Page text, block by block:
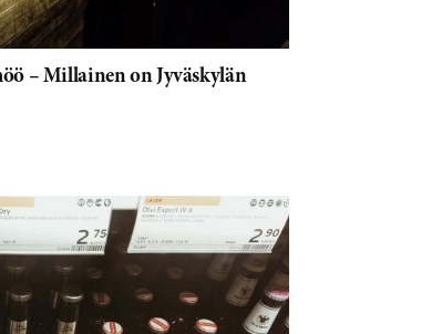
– Millainen on Jyväskylän